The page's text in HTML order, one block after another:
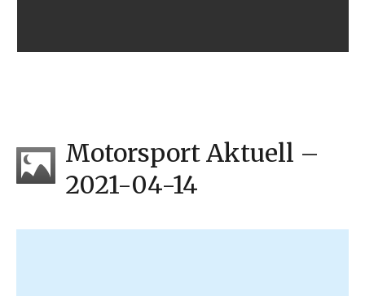
Motorsport Aktuell –
2021-04-14